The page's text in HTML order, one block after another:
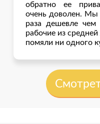
обратно ее
очень доволен. Мы
раза дешевле чем
рабочие из
помяли ни одного